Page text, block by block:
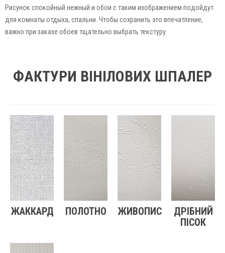
Рисунок спокойный нежный и обои с таким изображением подойдут
для комнаты отдыха, спальни. Чтобы сохранить это впечатление,
важно при заказе обоев тщательно выбрать текстуру.
ФАКТУРИ ВІНІЛОВИХ ШПАЛЕР
ЖАККАРД ПОЛОТНО ЖИВОПИС
ДРІБНИЙ
ПІСОК